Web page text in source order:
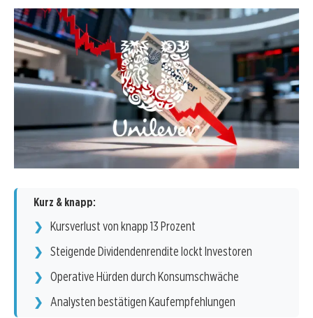
Kurz & knapp:
Kursverlust von knapp 13 Prozent
Steigende Dividendenrendite lockt Investoren
Operative Hürden durch Konsumschwäche
Analysten bestätigen Kaufempfehlungen